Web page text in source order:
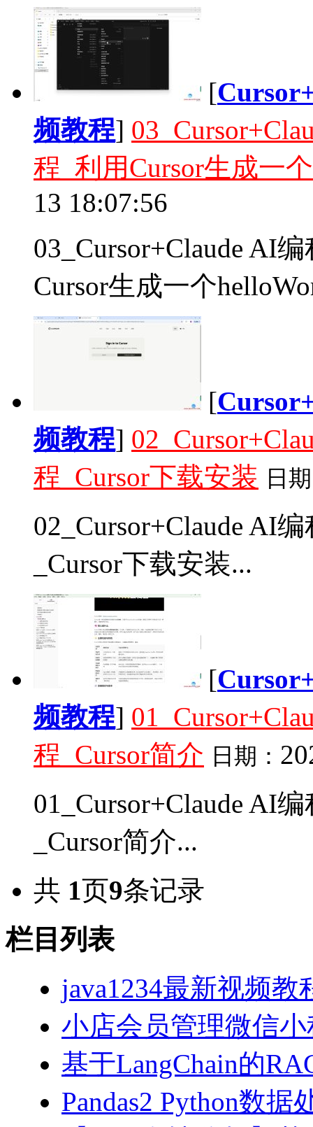
[
频教程]
程_利用Cursor生成一
13 18:07:56
03_Cursor+Claude AI
Cursor生成一个
[
频教程]
程_Cursor下载安装 日
02_Cursor+Claude AI
_Cursor下载安装...
[
频教程]
程_Cursor简介 日期：
01_Cursor+Claude AI
_Cursor简介...
共 1页9条记录
栏目列表
java1234最新视频教
小店会员管理微信
基于LangChain的
Pandas2 Python数